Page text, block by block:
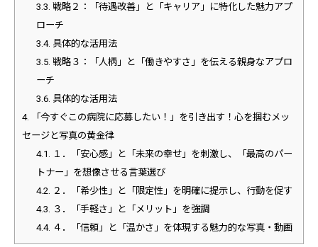
3.3. 戦略２：「待遇改善」と「キャリア」に特化した魅力アプ
ローチ
3.4. 具体的な活用法
3.5. 戦略３：「人柄」と「働きやすさ」を伝える親身なアプロ
ーチ
3.6. 具体的な活用法
4.
「今すぐこの病院に応募したい！」を引き出す！心を掴むメッ
セージと写真の黄金律
4.1.
１．「安心感」と「未来の幸せ」を刺激し、「最高のパー
トナー」を想像させる言葉選び
4.2.
２．「希少性」と「限定性」を明確に提示し、行動を促す
4.3.
３．「手軽さ」と「メリット」を強調
4.4. ４．「信頼」と「温かさ」を体現する魅力的な写真・動画